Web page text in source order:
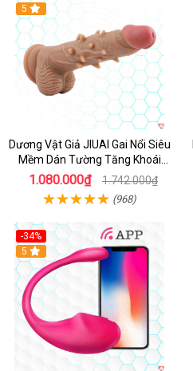
5
Dương Vật Giả JIUAI Gai Nổi Siêu
Mềm Dán Tường Tăng Khoái
Cảm
1.080.000₫ 1.742.000₫
(968)
-34%
5